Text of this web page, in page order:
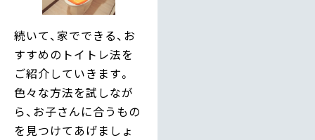
続いて、家でできる、お
すすめのトイトレ法を
ご紹介していきます。
色々な方法を試しなが
ら、お子さんに合うもの
を見つけてあげましょ